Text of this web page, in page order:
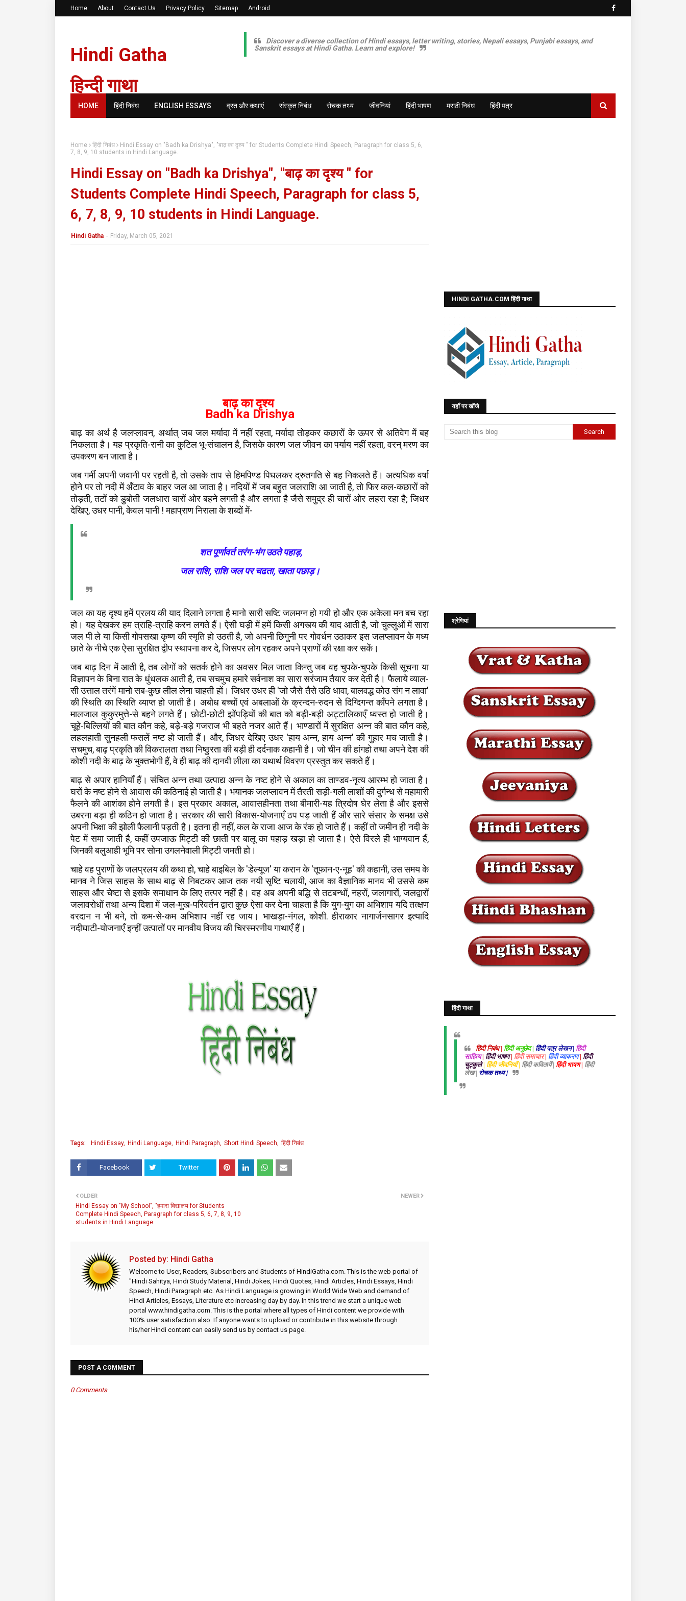
Home About Contact Us Privacy Policy Sitemap Android
Hindi Gatha
हिन्दी गाथा
Discover a diverse collection of Hindi essays, letter writing, stories, Nepali essays, Punjabi essays, and
Sanskrit essays at Hindi Gatha. Learn and explore!
HOME हिंदी निबंध ENGLISH ESSAYS व्रत और कथाएं संस्कृत निबंध रोचक तथ्य जीवनियां हिंदी भाषण मराठी निबंध हिंदी पत्र
Home हिंदी निबंध
Hindi Essay on "Badh ka Drishya", "बाढ़ का दृश्य " for Students Complete Hindi Speech, Paragraph for class 5, 6,
7, 8, 9, 10 students in Hindi Language.
Hindi Essay on "Badh ka Drishya", "बाढ़ का दृश्य " for
Students Complete Hindi Speech, Paragraph for class 5,
6, 7, 8, 9, 10 students in Hindi Language.
Hindi Gatha - Friday, March 05, 2021
बाढ़ का दृश्य
Badh ka Drishya
बाढ़ का अर्थ है जलप्लावन, अर्थात् जब जल मर्यादा में नहीं रहता, मर्यादा तोड़कर कछारों के ऊपर से अतिवेग में बह
निकलता है। यह प्रकृति-रानी का कुटिल भू-संचालन है, जिसके कारण जल जीवन का पर्याय नहीं रहता, वरन् मरण का
उपकरण बन जाता है।
जब गर्मी अपनी जवानी पर रहती है, तो उसके ताप से हिमपिण्ड पिघलकर द्रुतगति से बह निकलते हैं। अत्यधिक वर्षा
होने पर तो नदी में अँटाव के बाहर जल आ जाता है। नदियों में जब बहुत जलराशि आ जाती है, तो फिर कल-कछारों को
तोड़ती, तटों को डुबोती जलधारा चारों ओर बहने लगती है और लगता है जैसे समुद्र ही चारों ओर लहरा रहा है; जिधर
देखिए, उधर पानी, केवल पानी ! महाप्राण निराला के शब्दों में-
शत पूर्णावर्त तरंग-भंग उठते पहाड़,
जल राशि, राशि जल पर चढता, खाता पछाड़।
जल का यह दृश्य हमें प्रलय की याद दिलाने लगता है मानो सारी सष्टि जलमग्न हो गयी हो और एक अकेला मन बच रहा
हो। यह देखकर हम त्राहि-त्राहि करन लगते हैं। ऐसी घड़ी में हमें किसी अगस्त्य की याद आती है, जो चुल्लुओं में सारा
जल पी ले या किसी गोपसखा कृष्ण की स्मृति हो उठती है, जो अपनी छिगुनी पर गोवर्धन उठाकर इस जलप्लावन के मध्य
छाते के नीचे एक ऐसा सुरक्षित द्वीप स्थापना कर दे, जिसपर लोग रहकर अपने प्राणों की रक्षा कर सकें।
जब बाढ़ दिन में आती है, तब लोगों को सतर्क होने का अवसर मिल जाता किन्तु जब वह चुपके-चुपके किसी सूचना या
विज्ञापन के बिना रात के धुंधलक आती है, तब सचमुच हमारे सर्वनाश का सारा सरंजाम तैयार कर देती है। फैलाये व्याल-
सी उत्ताल तरंगें मानो सब-कुछ लील लेना चाहती हों। जिधर उधर ही 'जो जैसे तैसे उठि धावा, बालवद्ध कोउ संग न लावा'
की स्थिति का स्थिति व्याप्त हो जाती है। अबोध बच्चों एवं अबलाओं के क्रन्दन-रुदन से दिग्दिगन्त काँपने लगता है।
मालजाल कुकुरमुत्ते-से बहने लगते हैं। छोटी-छोटी झोंपड़ियों की बात को बड़ी-बड़ी अट्टालिकाएँ ध्वस्त हो जाती है।
चूहे-बिल्लियों की बात कौन कहे, बड़े-बड़े गजराज भी बहते नजर आते हैं। भाण्डारों में सुरक्षित अन्न की बात कौन कहे,
लहलहाती सुनहली फसलें नष्ट हो जाती हैं। और, जिधर देखिए उधर 'हाय अन्न, हाय अन्न' की गुहार मच जाती है।
सचमुच, बाढ़ प्रकृति की विकरालता तथा निष्ठुरता की बड़ी ही दर्दनाक कहानी है। जो चीन की हांगहो तथा अपने देश की
कोशी नदी के बाढ़ के भुक्तभोगी हैं, वे ही बाढ़ की दानवी लीला का यथार्थ विवरण प्रस्तुत कर सकते हैं।
बाढ़ से अपार हानियाँ हैं। संचित अन्न तथा उत्पाद्य अन्न के नष्ट होने से अकाल का ताण्डव-नृत्य आरम्भ हो जाता है।
घरों के नष्ट होने से आवास की कठिनाई हो जाती है। भयानक जलप्लावन में तैरती सड़ी-गली लाशों की दुर्गन्ध से महामारी
फैलने की आशंका होने लगती है। इस प्रकार अकाल, आवासहीनता तथा बीमारी-यह त्रिदोष घेर लेता है और इससे
उबरना बड़ा ही कठिन हो जाता है। सरकार की सारी विकास-योजनाएँ ठप पड़ जाती हैं और सारे संसार के समक्ष उसे
अपनी भिक्षा की झोली फैलानी पड़ती है। इतना ही नहीं, कल के राजा आज के रंक हो जाते हैं। कहीं तो जमीन ही नदी के
पेट में समा जाती है, कहीं उपजाऊ मिट्टी की छाती पर बालू का पहाड़ खड़ा हो जाता है। ऐसे विरले ही भाग्यवान हैं,
जिनकी बलुआही भूमि पर सोना उगलनेवाली मिट्टी जमती हो।
चाहे वह पुराणों के जलप्रलय की कथा हो, चाहे बाइबिल के 'डेल्यूज' या करान के 'तूफान-ए-नूह' की कहानी, उस समय के
मानव ने जिस साहस के साथ बाढ़ से निबटकर आज तक नयी सृष्टि चलायी, आज का वैज्ञानिक मानव भी उससे कम
साहस और चेष्टा से इसके समाधान के लिए तत्पर नहीं है। वह अब अपनी बद्धि से तटबन्धों, नहरों, जलागारों, जलद्वारों
जलावरोधों तथा अन्य दिशा में जल-मुख-परिवर्तन द्वारा कुछ ऐसा कर देना चाहता है कि युग-युग का अभिशाप यदि तत्क्षण
वरदान न भी बने, तो कम-से-कम अभिशाप नहीं रह जाय। भाखड़ा-नंगल, कोशी. हीराकार नागार्जनसागर इत्यादि
नदीघाटी-योजनाएँ इन्हीं उत्पातों पर मानवीय विजय की चिरस्मरणीय गाथाएँ हैं।
Tags: Hindi Essay Hindi Language Hindi Paragraph Short Hindi Speech हिंदी निबंध
Facebook Twitter
NEWER
OLDER
Hindi Essay on "My School", "हमारा विद्यालय for Students
Complete Hindi Speech, Paragraph for class 5, 6, 7, 8, 9, 10
students in Hindi Language.
Posted by: Hindi Gatha
Welcome to User, Readers, Subscribers and Students of HindiGatha.com. This is the web portal of
"Hindi Sahitya, Hindi Study Material, Hindi Jokes, Hindi Quotes, Hindi Articles, Hindi Essays, Hindi
Speech, Hindi Paragraph etc. As Hindi Language is growing in World Wide Web and demand of
Hindi Articles, Essays, Literature etc increasing day by day. In this trend we start a unique web
portal www.hindigatha.com. This is the portal where all types of Hindi content we provide with
100% user satisfaction also. If anyone wants to upload or contribute in this website through
his/her Hindi content can easily send us by contact us page.
POST A COMMENT
0 Comments
HINDI GATHA.COM हिंदी गाथा
यहाँ पर खोंजे
श्रेणियां
हिंदी गाथा
हिंदी निबंध | हिंदी अनुछेद | हिंदी पत्र लेखन | हिंदी
साहित्य| हिंदी भाषण| हिंदी समाचार| हिंदी व्याकरण| हिंदी
चुट्कुले| हिंदी जीवनियाँ | हिंदी कवितायेँ | हिंदी भाषण | हिंदी
लेख | रोचक तथ्य |